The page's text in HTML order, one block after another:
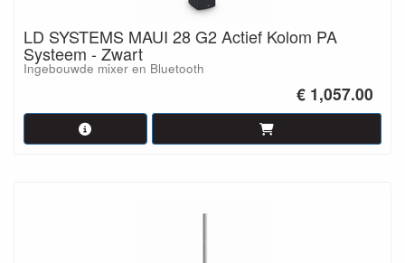
LD SYSTEMS MAUI 28 G2 Actief Kolom PA
Systeem - Zwart
Ingebouwde mixer en Bluetooth
€ 1,057.00